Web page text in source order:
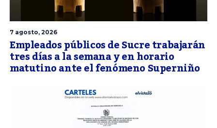
7 agosto, 2026
Empleados públicos de Sucre trabajarán
tres días a la semana y en horario
matutino ante el fenómeno Superniño